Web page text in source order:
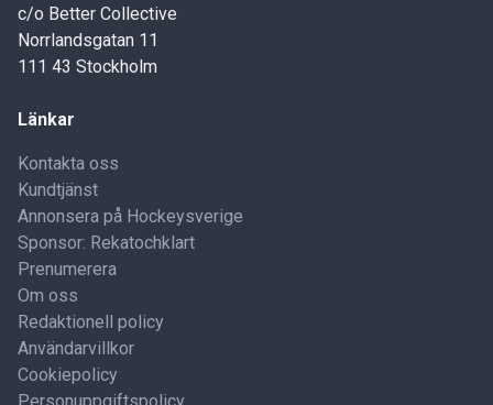
c/o Better Collective
Norrlandsgatan 11
111 43 Stockholm
Länkar
Kontakta oss
Kundtjänst
Annonsera på Hockeysverige
Sponsor: Rekatochklart
Prenumerera
Om oss
Redaktionell policy
Användarvillkor
Cookiepolicy